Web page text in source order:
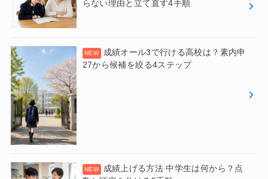
らない理由と立て直す4手順
成績オール3で行ける高校は？素内申
27から候補を絞る4ステップ
成績上げる方法 中学生は何から？点